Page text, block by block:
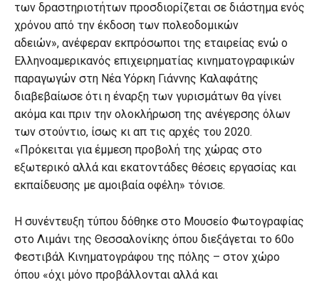
των δραστηριοτήτων προσδιορίζεται σε διάστημα ενός
χρόνου από την έκδοση των πολεοδομικών
αδειών», ανέφεραν εκπρόσωποι της εταιρείας ενώ ο
Ελληνοαμερικανός επιχειρηματίας κινηματογραφικών
παραγωγών στη Νέα Υόρκη Γιάννης Καλαφάτης
διαβεβαίωσε ότι η έναρξη των γυρισμάτων θα γίνει
ακόμα και πριν την ολοκλήρωση της ανέγερσης όλων
των στούντιο, ίσως κι απ τις αρχές του 2020.
«Πρόκειται για έμμεση προβολή της χώρας στο
εξωτερικό αλλά και εκατοντάδες θέσεις εργασίας και
εκπαίδευσης με αμοιβαία οφέλη» τόνισε.
Η συνέντευξη τύπου δόθηκε στο Μουσείο Φωτογραφίας
στο Λιμάνι της Θεσσαλονίκης όπου διεξάγεται το 60ο
Φεστιβάλ Κινηματογράφου της πόλης – στον χώρο
όπου «όχι μόνο προβάλλονται αλλά και